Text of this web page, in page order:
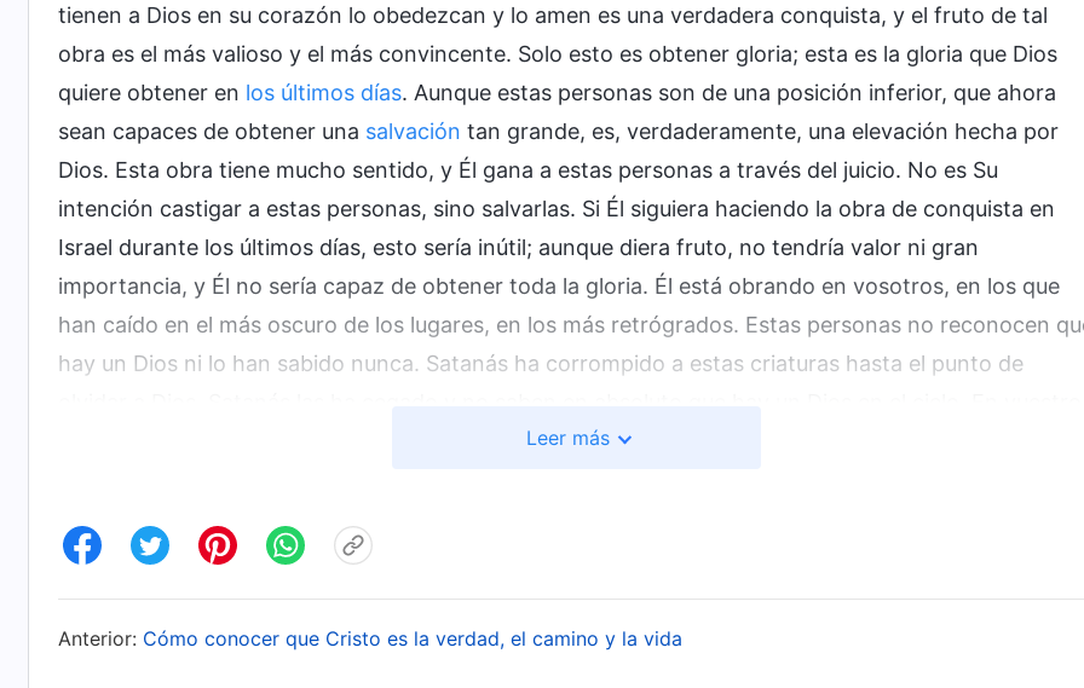
tienen a Dios en su corazón lo obedezcan y lo amen es una verdadera conquista, y el fruto de tal
obra es el más valioso y el más convincente. Solo esto es obtener gloria; esta es la gloria que Dios
quiere obtener en los últimos días. Aunque estas personas son de una posición inferior, que ahora
sean capaces de obtener una salvación tan grande, es, verdaderamente, una elevación hecha por
Dios. Esta obra tiene mucho sentido, y Él gana a estas personas a través del juicio. No es Su
intención castigar a estas personas, sino salvarlas. Si Él siguiera haciendo la obra de conquista en
Israel durante los últimos días, esto sería inútil; aunque diera fruto, no tendría valor ni gran
importancia, y Él no sería capaz de obtener toda la gloria. Él está obrando en vosotros, en los que
han caído en el más oscuro de los lugares, en los más retrógrados. Estas personas no reconocen
hay un Dios ni lo han sabido nunca. Satanás ha corrompido a estas criaturas hasta el punto de
corazón, todos adoráis ídolos y adoráis a Satanás; ¿no sois las personas más inferiores, las más
yace la relevancia de obrar en vosotros.
La Palabra, Vol. I. La aparición y obra de Dios. La relevancia de salvar a los descendientes de
Leer más
Anterior: Cómo conocer que Cristo es la verdad, el camino y la vida